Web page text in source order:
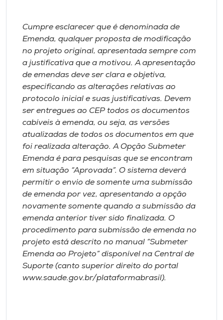
Diplomados
Cultura
CPA
Biblioteca
Editora
Museu
Unoesc
Store
Cumpre esclarecer que é denominada de
Emenda, qualquer proposta de modificação
no projeto original, apresentada sempre com
a justificativa que a motivou. A apresentação
de emendas deve ser clara e objetiva,
especificando as alterações relativas ao
protocolo inicial e suas justificativas. Devem
ser entregues ao CEP todos os documentos
cabíveis à emenda, ou seja, as versões
atualizadas de todos os documentos em que
foi realizada alteração. A Opção Submeter
Emenda é para pesquisas que se encontram
em situação “Aprovada”. O sistema deverá
permitir o envio de somente uma submissão
de emenda por vez, apresentando a opção
novamente somente quando a submissão da
emenda anterior tiver sido finalizada. O
procedimento para submissão de emenda no
projeto está descrito no manual “Submeter
Emenda ao Projeto” disponível na Central de
Suporte (canto superior direito do portal
www.saude.gov.br/plataformabrasil).